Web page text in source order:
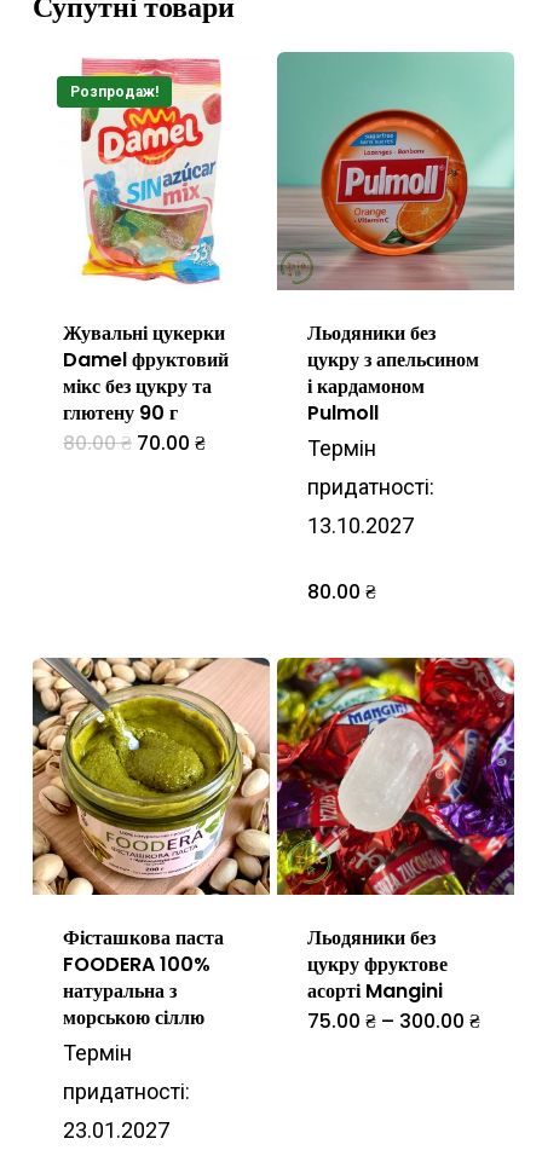
Розпродаж!
Жувальні цукерки
Damel фруктовий
мікс без цукру та
глютену 90 г
80.00₴ Оригінальна
70.00 ₴Поточна
Льодяники без
цукру з апельсином
і кардамоном
Pulmoll
Термін
придатності:
13.10.2027
80.00 ₴
Фісташкова паста
FOODERA 100%
натуральна з
морською сіллю
Термін
придатності:
23.01.2027
Льодяники без
цукру фруктове
асорті Mangini
75.00 ₴ – 300.00 ₴
Цей